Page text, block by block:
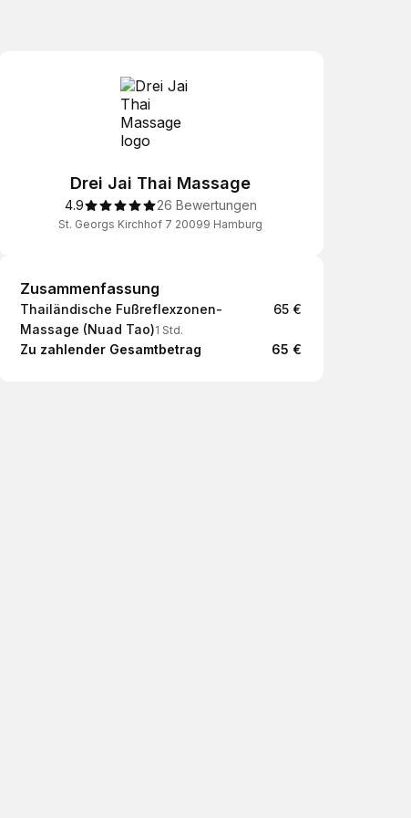
Drei Jai Thai Massage
4.9 26 Bewertungen
St. Georgs Kirchhof 7 20099 Hamburg
Zusammenfassung
Zusammenfassung
Thailändische Fußreflexzonen-
Massage (Nuad Tao)1 Std.
65 €
Zu zahlender Gesamtbetrag 65 €